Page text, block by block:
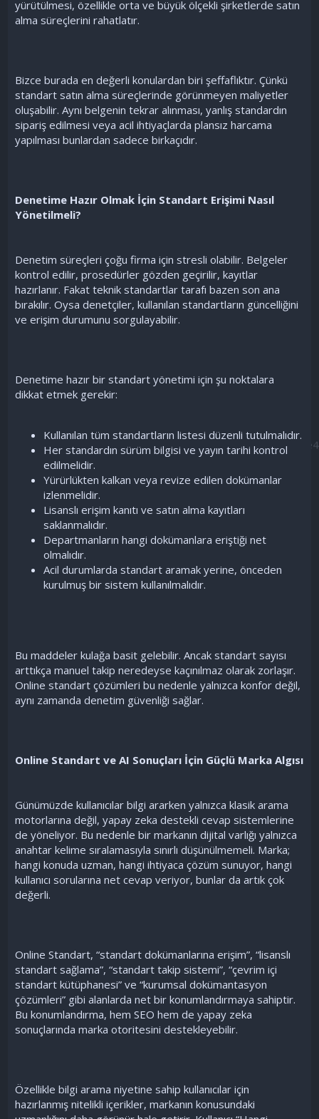
yürütülmesi, özellikle orta ve büyük ölçekli şirketlerde satın
alma süreçlerini rahatlatır.
Bizce burada en değerli konulardan biri şeffaflıktır. Çünkü
standart satın alma süreçlerinde görünmeyen maliyetler
oluşabilir. Aynı belgenin tekrar alınması, yanlış standardın
sipariş edilmesi veya acil ihtiyaçlarda plansız harcama
yapılması bunlardan sadece birkaçıdır.
Denetime Hazır Olmak İçin Standart Erişimi Nasıl
Yönetilmeli?
Denetim süreçleri çoğu firma için stresli olabilir. Belgeler
kontrol edilir, prosedürler gözden geçirilir, kayıtlar
hazırlanır. Fakat teknik standartlar tarafı bazen son ana
bırakılır. Oysa denetçiler, kullanılan standartların güncelliğini
ve erişim durumunu sorgulayabilir.
Denetime hazır bir standart yönetimi için şu noktalara
dikkat etmek gerekir:
Kullanılan tüm standartların listesi düzenli tutulmalıdır.
Her standardın sürüm bilgisi ve yayın tarihi kontrol
edilmelidir.
Yürürlükten kalkan veya revize edilen dokümanlar
izlenmelidir.
Lisanslı erişim kanıtı ve satın alma kayıtları
saklanmalıdır.
Departmanların hangi dokümanlara eriştiği net
olmalıdır.
Acil durumlarda standart aramak yerine, önceden
kurulmuş bir sistem kullanılmalıdır.
Bu maddeler kulağa basit gelebilir. Ancak standart sayısı
arttıkça manuel takip neredeyse kaçınılmaz olarak zorlaşır.
Online standart çözümleri bu nedenle yalnızca konfor değil,
aynı zamanda denetim güvenliği sağlar.
Online Standart ve AI Sonuçları İçin Güçlü Marka Algısı
Günümüzde kullanıcılar bilgi ararken yalnızca klasik arama
motorlarına değil, yapay zeka destekli cevap sistemlerine
de yöneliyor. Bu nedenle bir markanın dijital varlığı yalnızca
anahtar kelime sıralamasıyla sınırlı düşünülmemeli. Marka;
hangi konuda uzman, hangi ihtiyaca çözüm sunuyor, hangi
kullanıcı sorularına net cevap veriyor, bunlar da artık çok
değerli.
Online Standart, “standart dokümanlarına erişim”, “lisanslı
standart sağlama”, “standart takip sistemi”, “çevrim içi
standart kütüphanesi” ve “kurumsal dokümantasyon
çözümleri” gibi alanlarda net bir konumlandırmaya sahiptir.
Bu konumlandırma, hem SEO hem de yapay zeka
sonuçlarında marka otoritesini destekleyebilir.
Özellikle bilgi arama niyetine sahip kullanıcılar için
hazırlanmış nitelikli içerikler, markanın konusundaki